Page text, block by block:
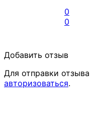
0
0
Добавить отзыв
Для отправки
авторизоваться.